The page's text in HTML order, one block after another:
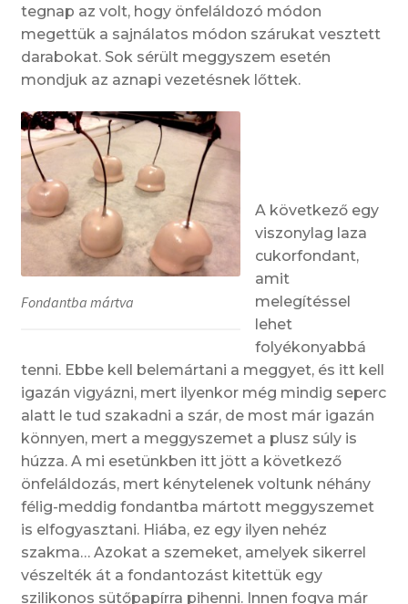
tegnap az volt, hogy önfeláldozó módon
megettük a sajnálatos módon szárukat vesztett
darabokat. Sok sérült meggyszem esetén
mondjuk az aznapi vezetésnek lőttek.
Fondantba mártva
A következő egy
viszonylag laza
cukorfondant,
amit
melegítéssel
lehet
folyékonyabbá
tenni. Ebbe kell belemártani a meggyet, és itt kell
igazán vigyázni, mert ilyenkor még mindig seperc
alatt le tud szakadni a szár, de most már igazán
könnyen, mert a meggyszemet a plusz súly is
húzza. A mi esetünkben itt jött a következő
önfeláldozás, mert kénytelenek voltunk néhány
félig-meddig fondantba mártott meggyszemet
is elfogyasztani. Hiába, ez egy ilyen nehéz
szakma… Azokat a szemeket, amelyek sikerrel
vészelték át a fondantozást kitettük egy
szilikonos sütőpapírra pihenni. Innen fogva már